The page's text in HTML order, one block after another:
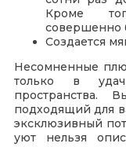
Кроме
совершенно
Создается
Несомненные
только в
пространства.
подходящий для
эксклюзивный
уют нельзя